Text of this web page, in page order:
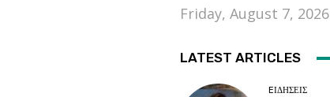
Friday, August 7, 2026
LATEST ARTICLES
EΙΔΗΣΕΙΣ